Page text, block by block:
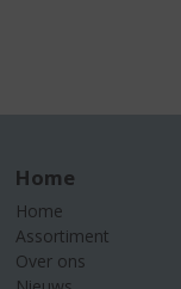
Home
Home
Assortiment
Over ons